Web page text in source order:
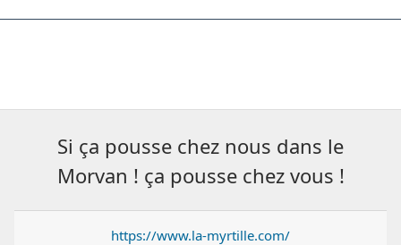
Si ça pousse chez nous dans le
Morvan ! ça pousse chez vous !
https://www.la-myrtille.com/